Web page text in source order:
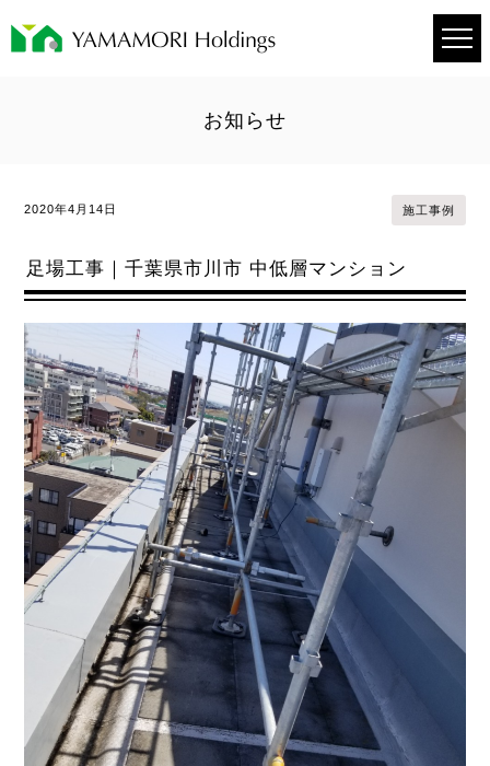
お知らせ
2020年4月14日 施工事例
足場工事｜千葉県市川市 中低層マンション